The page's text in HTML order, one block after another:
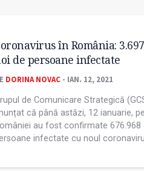
în România:
de persoane infectate
DORINA NOVAC - IAN. 12, 2021
de Comunicare Strategică
că până astăzi, 12 ianuarie,
au fost confirmate 676.968
infectate cu noul